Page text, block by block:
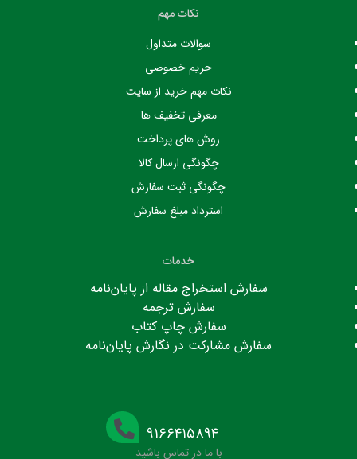
نکات مهم
سوالات متداول
حریم خصوصی
نکات مهم خرید از سایت
معرفی تخفیف ها
روش های پرداخت
چگونگی ارسال کالا
چگونگی ثبت سفارش
استرداد مبلغ سفارش
خدمات
سفارش استخراج مقاله از پایان‌نامه
سفارش ترجمه
سفارش چاپ کتاب
سفارش مشارکت در نگارش پایان‌نامه
۹۱۶۶۴۱۵۸۹۴
با ما در تماس باشید